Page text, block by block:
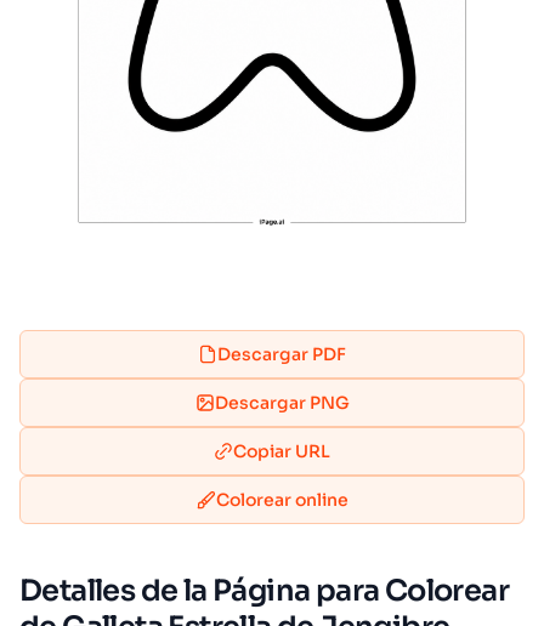
Descargar PDF
Descargar PNG
Copiar URL
Colorear online
Detalles de la Página para Colorear